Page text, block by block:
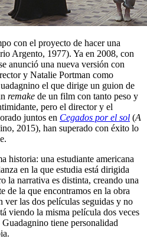
con el proyecto de hacer una
Argento, 1977). Ya en 2008, con
anunció una nueva versión con
y Natalie Portman como
el que dirige un guion de
remake de un film con tanto peso y
pero el director y el
juntos en Cegados por el sol (A
2015), han superado con éxito lo
historia: una estudiante americana
en la que estudia está dirigida
la narrativa es distinta, creando una
de la que encontramos en la obra
ver las dos películas seguidas y no
viendo la misma película dos veces
tiene personalidad